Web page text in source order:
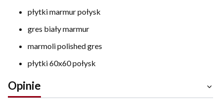
płytki marmur połysk
gres biały marmur
marmoli polished gres
płytki 60x60 połysk
Opinie